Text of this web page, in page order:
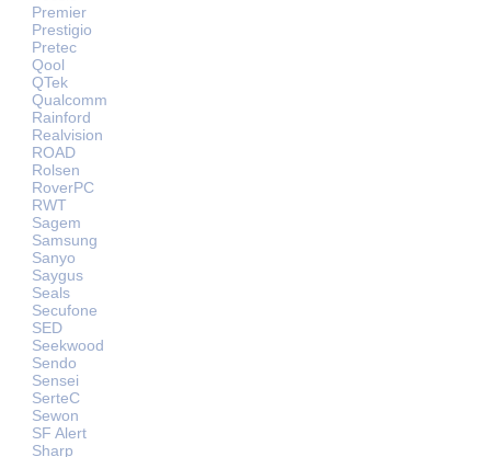
Premier
Prestigio
Pretec
Qool
QTek
Qualcomm
Rainford
Realvision
ROAD
Rolsen
RoverPC
RWT
Sagem
Samsung
Sanyo
Saygus
Seals
Secufone
SED
Seekwood
Sendo
Sensei
SerteC
Sewon
SF Alert
Sharp